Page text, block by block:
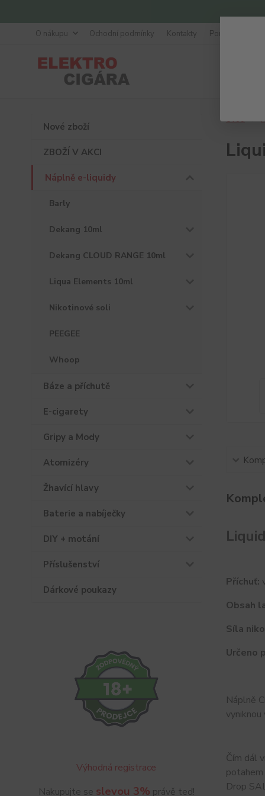
O nákupu Ochodní podmínky Kontakty Poradna
Nové zboží
ZBOŽÍ V AKCI
Náplně e-liquidy
Barly
Dekang 10ml
Dekang CLOUD RANGE 10ml
Liqua Elements 10ml
Nikotinové soli
PEEGEE
Whoop
Báze a příchutě
E-cigarety
Gripy a Mody
Atomizéry
Žhavící hlavy
Baterie a nabíječky
DIY + motání
Příslušenství
Dárkové poukazy
Výhodná registrace
Nakupujte se slevou 3% právě teď!
Úvod
Příchuť:
Obsah
Síla
Určeno
Náplně
Čím dál
Drop